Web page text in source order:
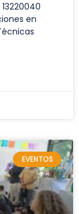
en
EVENTOS